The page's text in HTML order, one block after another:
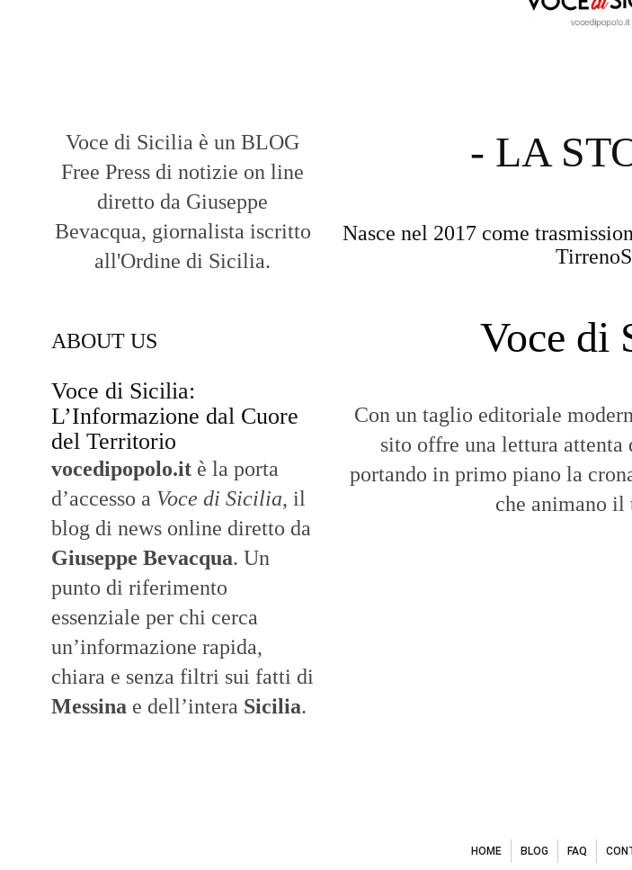
Voce di Sicilia è un BLOG
Free Press di notizie on line
diretto da Giuseppe
Bevacqua, giornalista iscritto
all'Ordine di Sicilia.
ABOUT US
Voce di Sicilia:
L’Informazione dal Cuore
del Territorio
vocedipopolo.it è la porta
d’accesso a Voce di Sicilia, il
blog di news online diretto da
Giuseppe Bevacqua. Un
punto di riferimento
essenziale per chi cerca
un’informazione rapida,
chiara e senza filtri sui fatti di
Messina e dell’intera Sicilia.
- LA
Nasce nel 2017 come
Voce di
Con un taglio editoriale
sito offre una lettura
portando in primo piano la
che animano
HOME BLOG FAQ